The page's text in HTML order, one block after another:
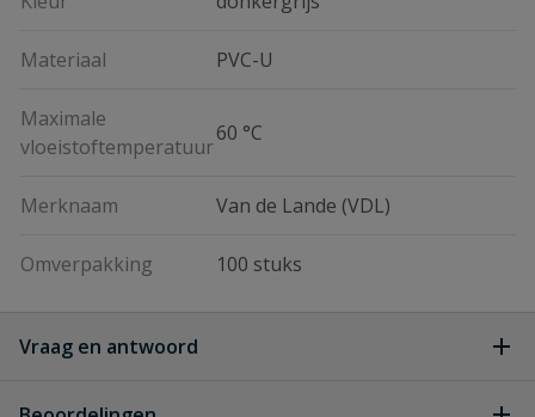
Materiaal PVC-U
Maximale
vloeistoftemperatuur
60 °C
Merknaam Van de Lande (VDL)
Omverpakking 100 stuks
Vraag en antwoord